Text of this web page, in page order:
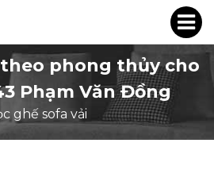
phong thủy cho
Phạm Văn Đồng
ghế sofa vải